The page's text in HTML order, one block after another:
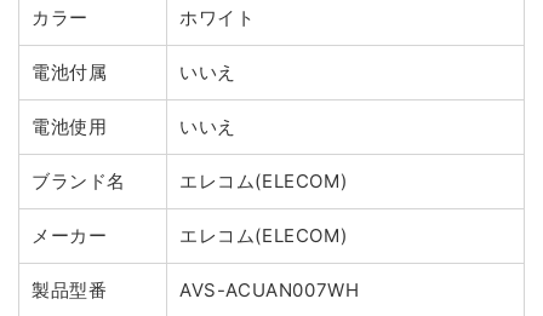
カラー ホワイト
電池付属 いいえ
電池使用 いいえ
ブランド名 エレコム(ELECOM)
メーカー エレコム(ELECOM)
製品型番 AVS-ACUAN007WH